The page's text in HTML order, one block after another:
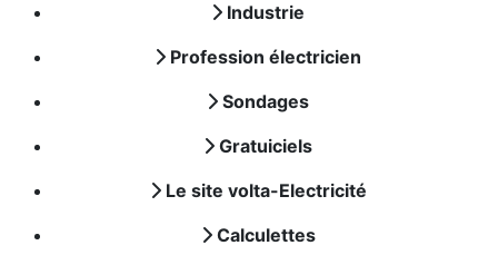
Industrie
Profession électricien
Sondages
Gratuiciels
Le site volta-Electricité
Calculettes